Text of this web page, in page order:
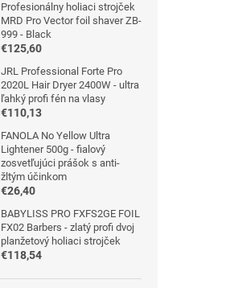
Profesionálny holiaci strojček
MRD Pro Vector foil shaver ZB-
999 - Black
€125,60
JRL Professional Forte Pro
2020L Hair Dryer 2400W - ultra
ľahký profi fén na vlasy
€110,13
FANOLA No Yellow Ultra
Lightener 500g - fialový
zosvetľujúci prášok s anti-
žltým účinkom
€26,40
BABYLISS PRO FXFS2GE FOIL
FX02 Barbers - zlatý profi dvoj
planžetový holiaci strojček
€118,54